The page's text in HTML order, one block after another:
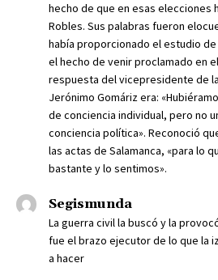
hecho de que en esas elecciones
Robles. Sus palabras fueron
había proporcionado el estudio
el hecho de venir proclamado en
respuesta del vicepresidente de
Jerónimo Gomáriz era:
de conciencia individual, pero no
conciencia política». Reconoció
las actas de Salamanca, «para lo
bastante y lo sentimos».
Segismunda
La guerra civil la buscó y la
fue el brazo ejecutor de lo que la
a hacer